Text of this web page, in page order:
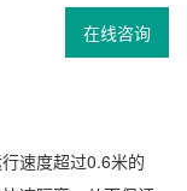
在线咨询
速度超过0.6米的